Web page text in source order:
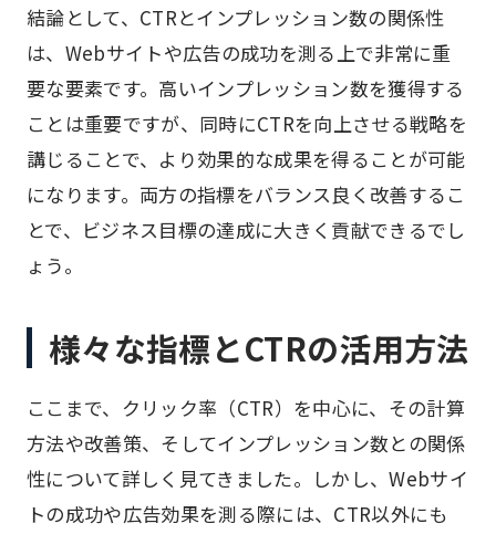
結論として、CTRとインプレッション数の関係性
は、Webサイトや広告の成功を測る上で非常に重
要な要素です。高いインプレッション数を獲得する
ことは重要ですが、同時にCTRを向上させる戦略を
講じることで、より効果的な成果を得ることが可能
になります。両方の指標をバランス良く改善するこ
とで、ビジネス目標の達成に大きく貢献できるでし
ょう。
様々な指標とCTRの活用方法
ここまで、クリック率（CTR）を中心に、その計算
方法や改善策、そしてインプレッション数との関係
性について詳しく見てきました。しかし、Webサイ
トの成功や広告効果を測る際には、CTR以外にも